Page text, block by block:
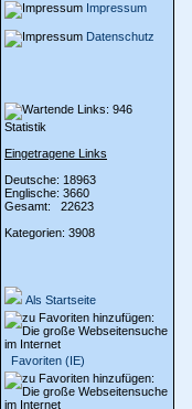
Impressum
Datenschutz
Statistik
Eingetragene Links
Deutsche: 18963
Englische: 3660
Gesamt: 22623
Kategorien: 3908
Als Startseite
Favoriten (IE)